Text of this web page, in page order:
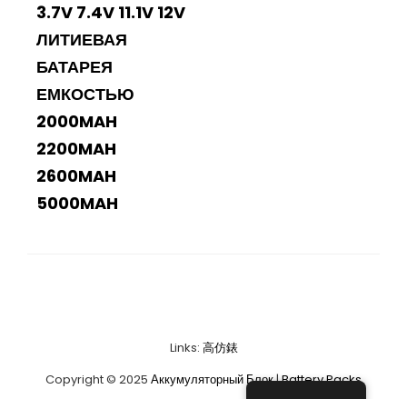
3.7V 7.4V 11.1V 12V
ЛИТИЕВАЯ
БАТАРЕЯ
ЕМКОСТЬЮ
2000MAH
2200MAH
2600MAH
5000MAH
Links: 高仿錶
Copyright © 2025 Аккумуляторный Блок|Battery Packs